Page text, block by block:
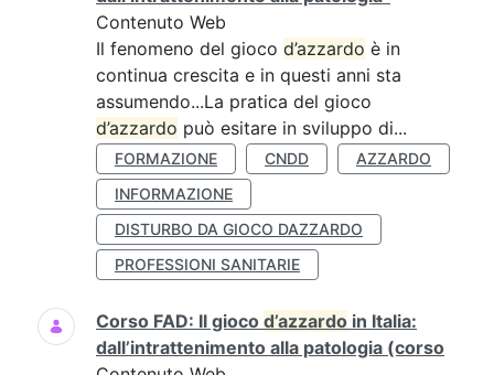
Contenuto Web
Il fenomeno del gioco d’azzardo è in
continua crescita e in questi anni sta
assumendo...La pratica del gioco
d’azzardo può esitare in sviluppo di...
FORMAZIONE CNDD
AZZARDO
INFORMAZIONE
DISTURBO DA GIOCO DAZZARDO
PROFESSIONI SANITARIE
Corso FAD: Il gioco d’azzardo in Italia:
dall’intrattenimento alla patologia (corso